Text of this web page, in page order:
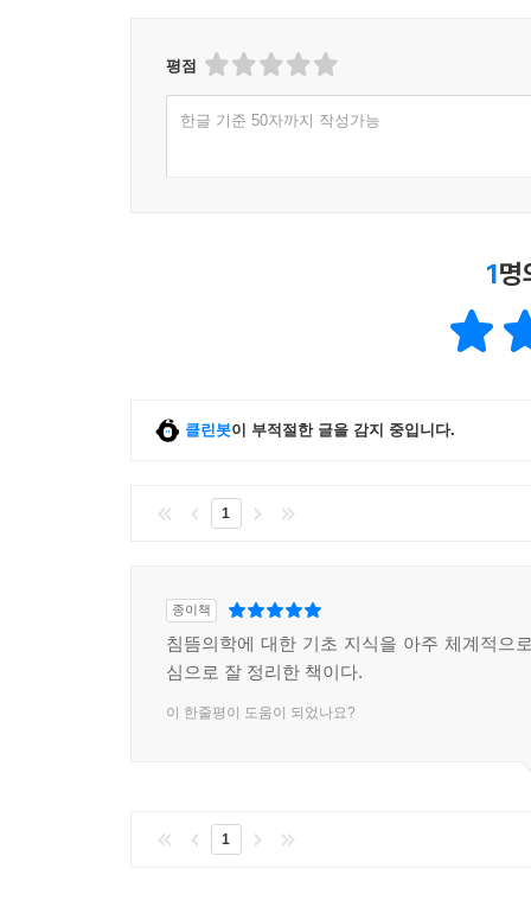
평점
한글 기준 50자까지 작성가능
1명
클린봇이 부적절한 글을 감지 중입니다.
1
종이책
침뜸의학에 대한 기초 지식을 아주 체계적으
심으로 잘 정리한 책이다.
이 한줄평이 도움이 되었나요?
1